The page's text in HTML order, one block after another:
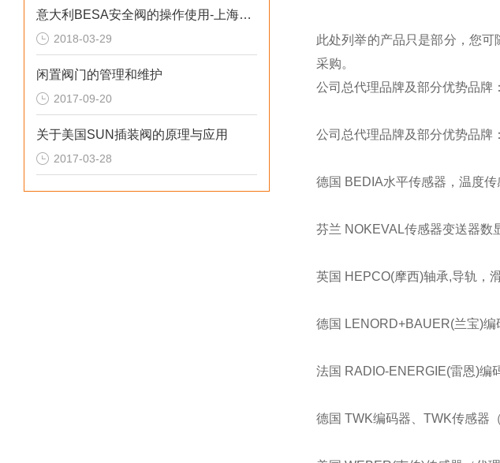
意大利BESA安全阀的操作使用-上海翊霈工业控制设备有限公司
2018-03-29
闲置阀门的管理和维护
2017-09-20
关于美国SUN插装阀的原理与应用
2017-03-28
此处列举的产品只是部分，您
采购。
公司总代理品牌及部分优势品牌：
公司总代理品牌及部分优势品牌：
德国 BEDIA水平传感器，温度传
芬兰 NOKEVAL传感器变送器数
英国 HEPCO(摩西)轴承,导轨，
德国 LENORD+BAUER(兰宝)编
法国 RADIO-ENERGIE(雷恩)编
德国 TWK编码器、TWK传感器